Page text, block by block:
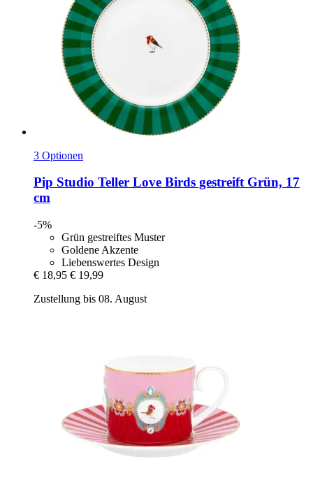
3 Optionen
Pip Studio Teller Love Birds gestreift Grün, 17
cm
-5%
Grün gestreiftes Muster
Goldene Akzente
Liebenswertes Design
€ 18,95 € 19,99
Zustellung bis 08. August